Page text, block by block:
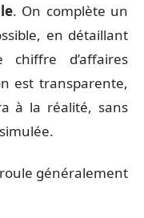
. On complète un
en détaillant
d’affaires
est transparente,
à la réalité, sans
généralement